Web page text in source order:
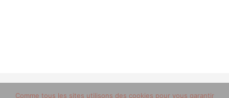
© 2012-2020 copyright trucsdemec.fr - blog lifestyle
Comme tous les sites utilisons des cookies pour vous garantir